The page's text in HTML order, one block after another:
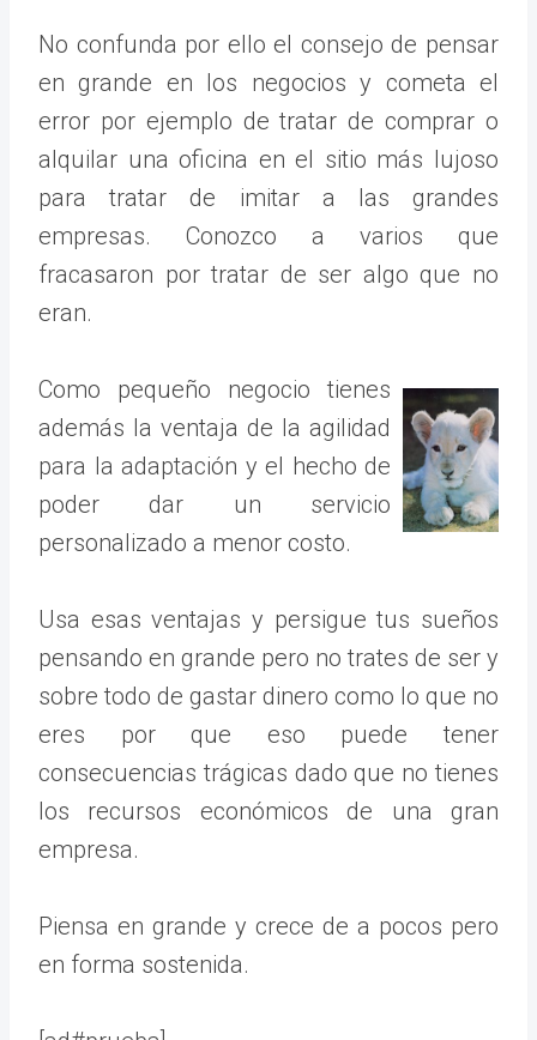
No confunda por ello el consejo de pensar
en grande en los negocios y cometa el
error por ejemplo de tratar de comprar o
alquilar una oficina en el sitio más lujoso
para tratar de imitar a las grandes
empresas. Conozco a varios que
fracasaron por tratar de ser algo que no
eran.
Como pequeño negocio tienes
además la ventaja de la agilidad
para la adaptación y el hecho de
poder dar un servicio
personalizado a menor costo.
Usa esas ventajas y persigue tus sueños
pensando en grande pero no trates de ser y
sobre todo de gastar dinero como lo que no
eres por que eso puede tener
consecuencias trágicas dado que no tienes
los recursos económicos de una gran
empresa.
Piensa en grande y crece de a pocos pero
en forma sostenida.